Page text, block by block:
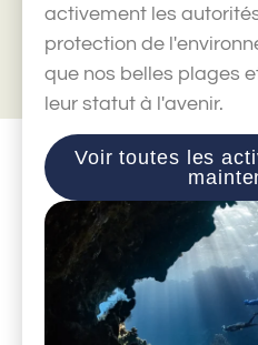
activement les
protection de
que nos belles plages
leur statut à l'avenir.
Voir toutes les